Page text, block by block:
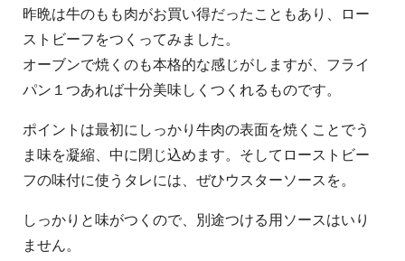
昨晩は牛のもも肉がお買い得だったこともあり、ロー
ストビーフをつくってみました。
オーブンで焼くのも本格的な感じがしますが、フライ
パン１つあれば十分美味しくつくれるものです。
ポイントは最初にしっかり牛肉の表面を焼くことでう
ま味を凝縮、中に閉じ込めます。そしてローストビー
フの味付に使うタレには、ぜひウスターソースを。
しっかりと味がつくので、別途つける用ソースはいり
ません。